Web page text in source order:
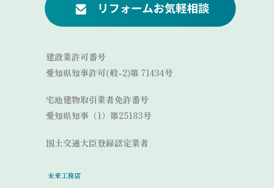
建設業許可番号
愛知県知事許可(般-2)第 71434号
宅地建物取引業者免許番号
愛知県知事（1）第25183号
国土交通大臣登録認定業者
未来工務店